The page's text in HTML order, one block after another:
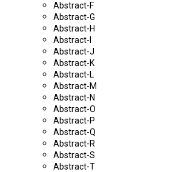
Abstract-F
Abstract-G
Abstract-H
Abstract-I
Abstract-J
Abstract-K
Abstract-L
Abstract-M
Abstract-N
Abstract-O
Abstract-P
Abstract-Q
Abstract-R
Abstract-S
Abstract-T